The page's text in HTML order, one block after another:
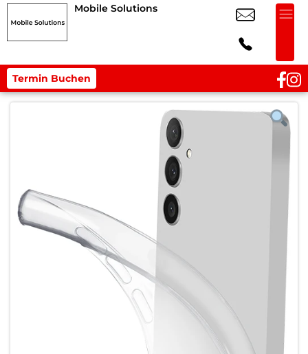
Mobile Solutions
Termin Buchen